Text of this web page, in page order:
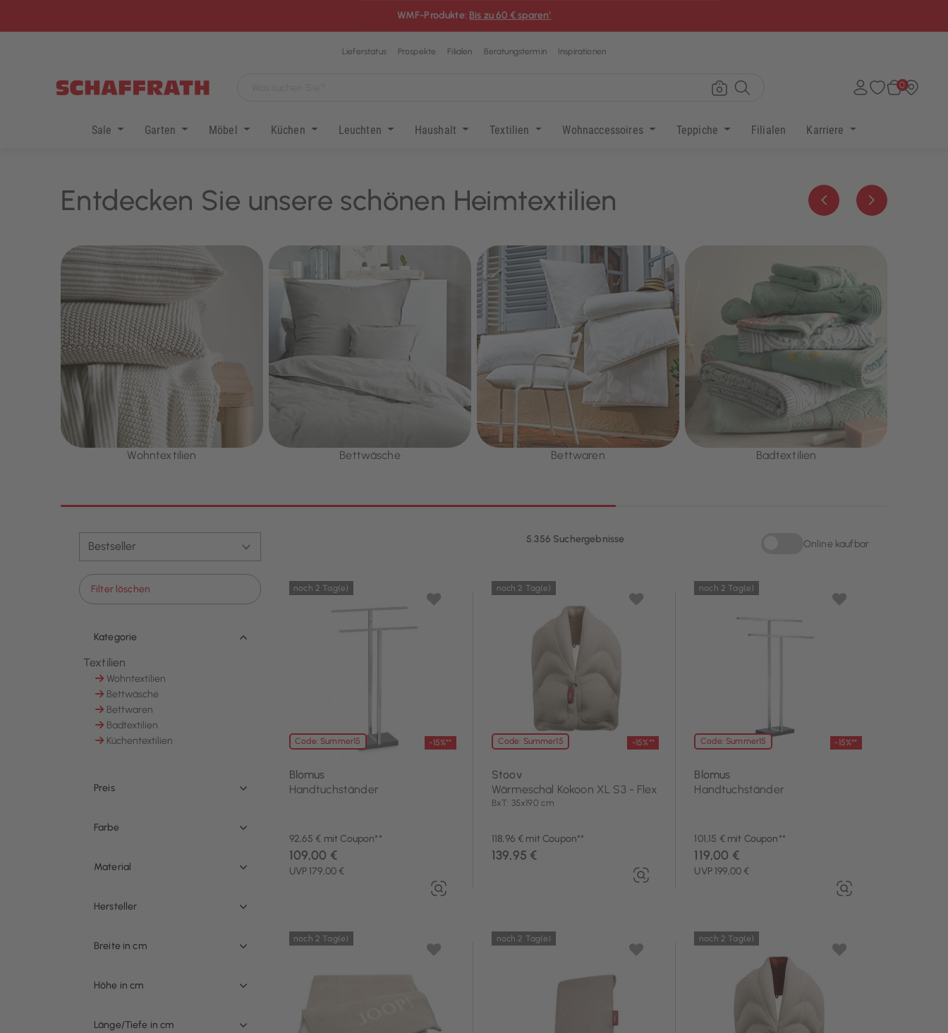
WMF-Produkte: Bis zu 60 € sparen¹
Lieferstatus Prospekte Filialen Beratungstermin Inspirationen
0
Sale Garten Möbel Küchen Leuchten Haushalt Textilien Wohnaccessoires Teppiche Filialen Karriere
Entdecken Sie unsere schönen Heimtextilien Zurück Weiter
Wohntextilien Bettwäsche Bettwaren Badtextilien
5.356 Suchergebnisse Online kaufbar
Sortieren nach Online kaufbar: Online
Filter löschen
Kategorie
Textilien
Ausgewählt Derzeit verfeinert von Kategorie: Textilien
Wohntextilien
Sortieren nach Kategorie: Wohntextilien
Bettwäsche
Sortieren nach Kategorie: Bettwäsche
Bettwaren
Sortieren nach Kategorie: Bettwaren
Badtextilien
Sortieren nach Kategorie: Badtextilien
Küchentextilien
Sortieren nach Kategorie: Küchentextilien
Preis
Farbe
Material
Hersteller
Breite in cm
Höhe in cm
Länge/Tiefe in cm
Code: Summer15 -15%**
noch 2 Tag(e)
Blomus
Handtuchständer
92,65 € mit Coupon**
UVP 179,00 €
109,00 €
Code: Summer15 -15%**
noch 2 Tag(e)
Stoov
Wärmeschal Kokoon XL S3 - Flex
BxT: 35x190 cm
118,96 € mit Coupon**
139,95 €
Code: Summer15 -15%**
noch 2 Tag(e)
Blomus
Handtuchständer
101,15 € mit Coupon**
UVP 199,00 €
119,00 €
noch 2 Tag(e) noch 2 Tag(e) noch 2 Tag(e)